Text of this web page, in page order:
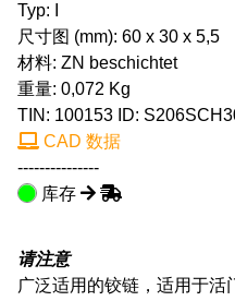
Typ: I
尺寸图 (mm): 60 x 30 x 5,5
材料: ZN beschichtet
重量: 0,072 Kg
TIN: 100153 ID:
CAD 数据
---------------
库存
请注意
广泛适用的铰链，适用于活